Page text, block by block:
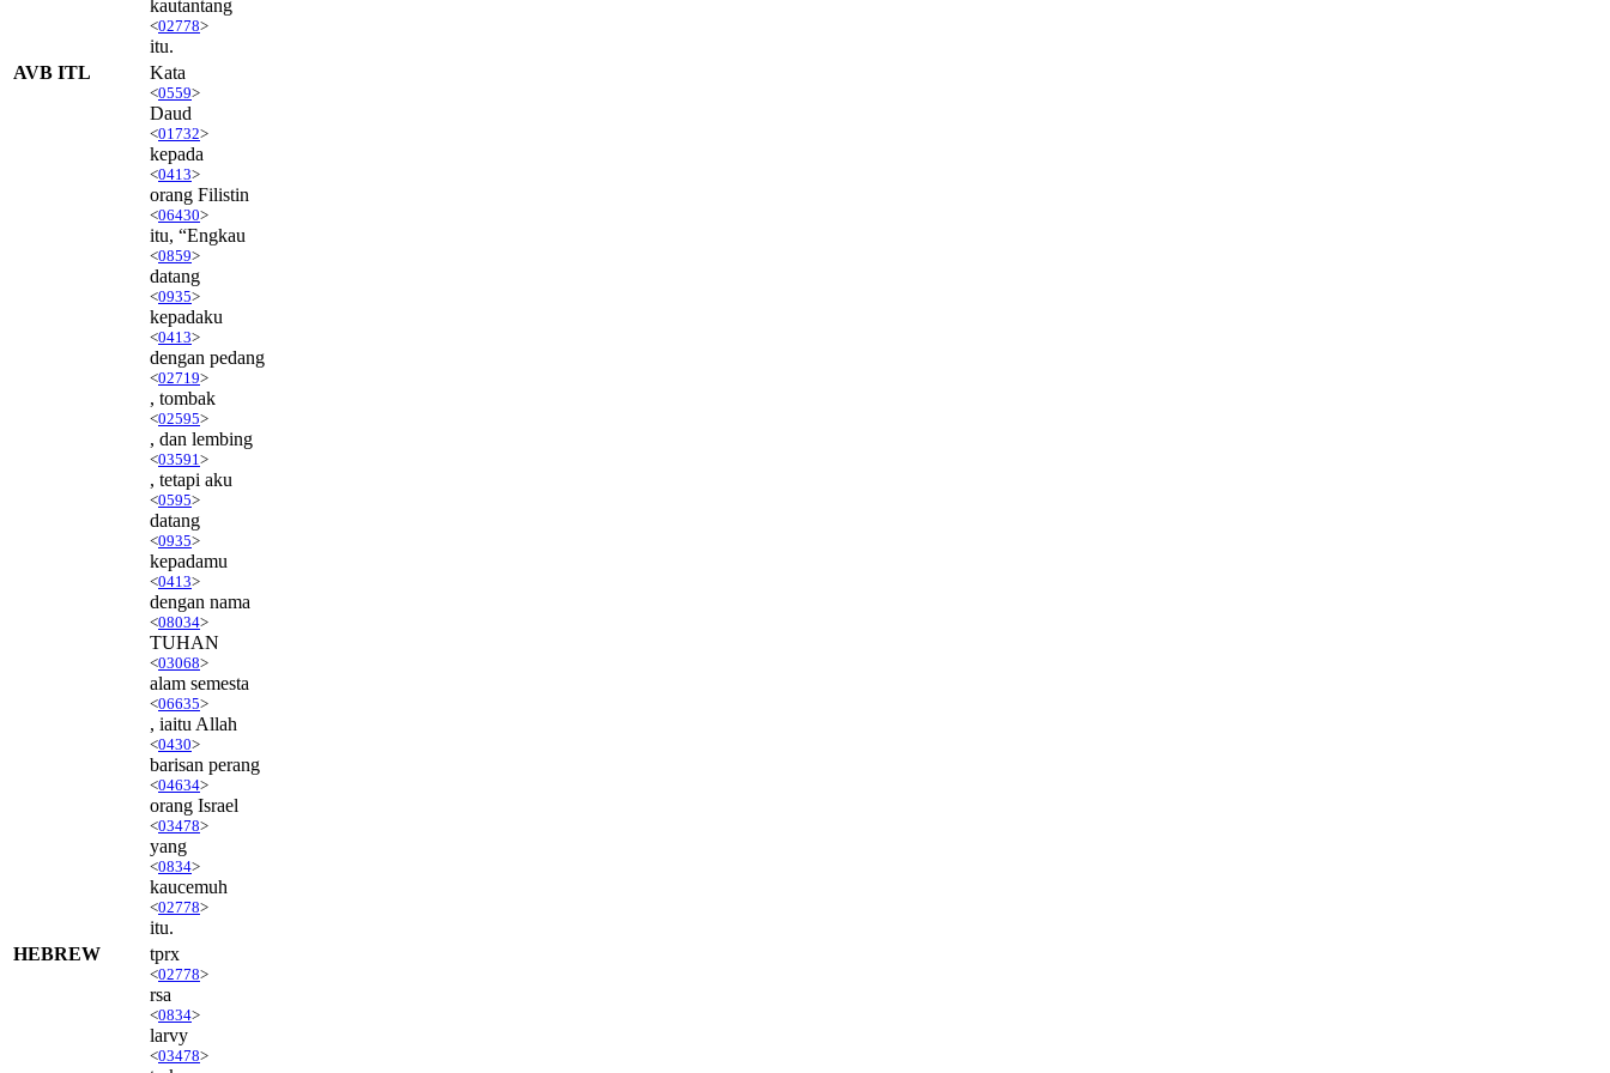
kautantang
<02778>
itu.
AVB ITL
Kata
<0559>
Daud
<01732>
kepada
<0413>
orang Filistin
<06430>
itu, “Engkau
<0859>
datang
<0935>
kepadaku
<0413>
dengan pedang
<02719>
, tombak
<02595>
, dan lembing
<03591 >
, tetapi aku
<0595>
datang
<0935>
kepadamu
<0413>
dengan nama
<08034>
TUHAN
<03068>
alam semesta
<06635>
, iaitu Allah
<0430>
barisan perang
<04634>
orang Israel
<03478>
yang
<0834>
kaucemuh
<02778>
itu.
HEBREW
tprx
<02778>
rsa
<0834>
larvy
<03478>